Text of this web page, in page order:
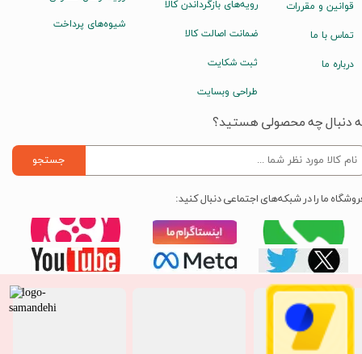
شیوه‌های پرداخت
رویه‌های بازگرداندن کالا
ضمانت اصالت کالا
ثبت شکایت
طراحی وبسایت
قوانین و مقررات
تماس با ما
درباره ما
دنبال چه محصولی هستید؟
جستجو
ما را در شبکه‌های اجتماعی دنبال کنید: